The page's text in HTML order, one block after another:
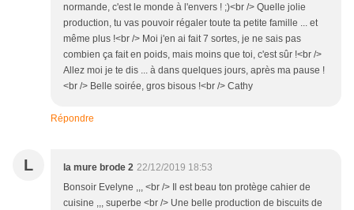
normande, c'est le monde à l'envers ! ;)<br /> Quelle jolie
production, tu vas pouvoir régaler toute ta petite famille ... et
même plus !<br /> Moi j'en ai fait 7 sortes, je ne sais pas
combien ça fait en poids, mais moins que toi, c'est sûr !<br />
Allez moi je te dis ... à dans quelques jours, après ma pause !
<br /> Belle soirée, gros bisous !<br /> Cathy
Répondre
L la mure brode 2 22/12/2019 18:53
Bonsoir Evelyne ,,, <br /> Il est beau ton protège cahier de
cuisine ,,, superbe <br /> Une belle production de biscuits de